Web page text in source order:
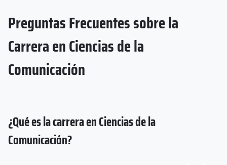
Preguntas Frecuentes sobre la
Carrera en Ciencias de la
Comunicación
¿Qué es la carrera en Ciencias de la
Comunicación?